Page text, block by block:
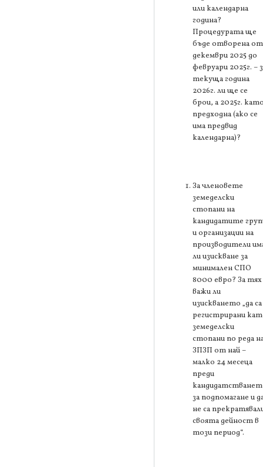
или календарна
година?
Процедурата ще
бъде отворена от
декември 2025 до
февруари 2025г. –
текуща година
2026г. ли ще се
брои, а 2025г.
предходна (ако се
има предвид
календарна)?
За членовете
земеделски
стопани на
кандидатите
и организации на
производители
ли изискване за
минимален СПО
8000 евро? За тях
важи ли
изискването „да са
регистрирани
земеделски
стопани по реда
ЗПЗП от най –
малко 24 месеца
преди
за подпомагане и
не са
своята дейност в
този период“.